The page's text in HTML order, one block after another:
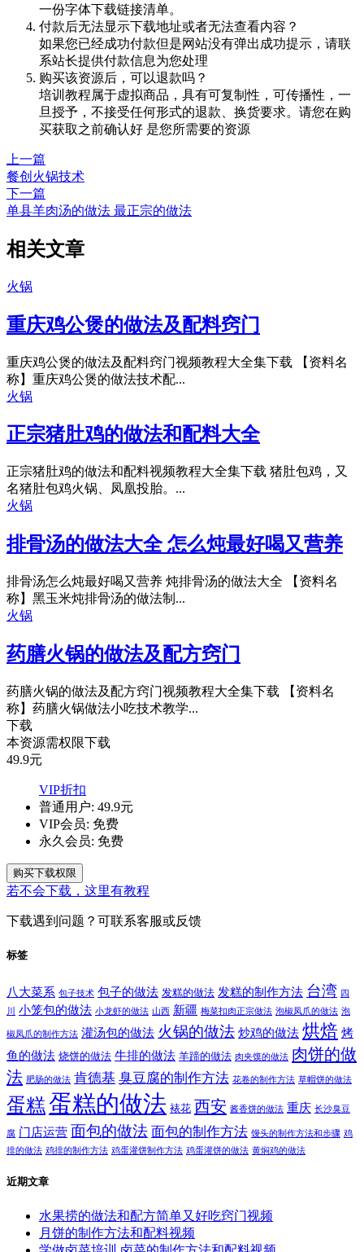
一份字体下载链接清单。
付款后无法显示下载地址或者无法查看内容？
如果您已经成功付款但是网站没有弹出成功提示，请联
系站长提供付款信息为您处理
购买该资源后，可以退款吗？
培训教程属于虚拟商品，具有可复制性，可传播性，一
旦授予，不接受任何形式的退款、换货要求。请您在购
买获取之前确认好 是您所需要的资源
上一篇
餐创火锅技术
下一篇
单县羊肉汤的做法 最正宗的做法
相关文章
火锅
重庆鸡公煲的做法及配料窍门
重庆鸡公煲的做法及配料窍门视频教程大全集下载 【资料名
称】重庆鸡公煲的做法技术配...
火锅
正宗猪肚鸡的做法和配料大全
正宗猪肚鸡的做法和配料视频教程大全集下载 猪肚包鸡，又
名猪肚包鸡火锅、凤凰投胎。...
火锅
排骨汤的做法大全 怎么炖最好喝又营养
排骨汤怎么炖最好喝又营养 炖排骨汤的做法大全 【资料名
称】黑玉米炖排骨汤的做法制...
火锅
药膳火锅的做法及配方窍门
药膳火锅的做法及配方窍门视频教程大全集下载 【资料名
称】药膳火锅做法小吃技术教学...
下载
本资源需权限下载
49.9元
VIP折扣
普通用户: 49.9元
VIP会员: 免费
永久会员: 免费
购买下载权限
若不会下载，这里有教程
下载遇到问题？可联系客服或反馈
标签
八大菜系 包子技术 包子的做法 发糕的做法 发糕的制作方法 台湾 四
川
小笼包的做法 小龙虾的做法 山西 新疆 梅菜扣肉正宗做法 泡椒凤爪的做法 泡
椒凤爪的制作方法 灌汤包的做法 火锅的做法 炒鸡的做法 烘焙 烤
鱼的做法 烧饼的做法 牛排的做法 羊蹄的做法 肉夹馍的做法 肉饼的做
法 肥肠的做法 肯德基 臭豆腐的制作方法 花卷的制作方法 草帽饼的做法
蛋糕 蛋糕的做法 裱花 西安 酱香饼的做法 重庆 长沙臭豆
腐 门店运营 面包的做法 面包的制作方法 馒头的制作方法和步骤 鸡
排的做法 鸡排的制作方法 鸡蛋灌饼制作方法 鸡蛋灌饼的做法 黄焖鸡的做法
近期文章
水果捞的做法和配方简单又好吃窍门视频
月饼的制作方法和配料视频